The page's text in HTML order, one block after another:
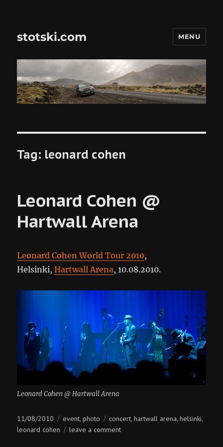
stotski.com MENU
Tag: leonard cohen
Leonard Cohen @
Hartwall Arena
Leonard Cohen World Tour 2010,
Helsinki,Hartwall Arena, 10.08.2010.
Leonard Cohen @ Hartwall Arena
Posted
on
11/08/2010 Categories
event,photo Tags
concert,hartwall arena,helsinki,
leonard cohen leave a commenton